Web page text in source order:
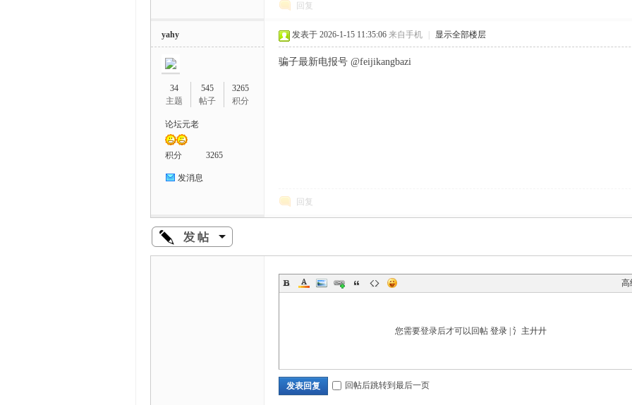
回复
yahy
34
主题
545
帖子
3265
积分
论坛元老
积分 3265
发消息
发表于 2026-1-15 11:35:06 来自手机 显示全部楼层
骗子最新电报号 @feijikangbazi
回复
高
您需要登录后才可以回帖 登录 氵主廾廾
发表回复 回帖后跳转到最后一页